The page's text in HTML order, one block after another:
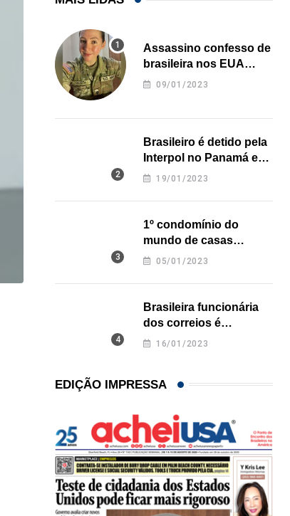
De São Paulo para os Estados Unidos: como...
Assassino confesso de
brasileira nos EUA
revela onde deixou o
09/01/2023
Brasileiro é detido pela
Interpol no Panamá e
pode pegar prisão
19/01/2023
1º condomínio do
mundo de casas
impressas em 3D é
05/01/2023
Brasileira funcionária
dos correios é
assassinada a facadas
16/01/2023
EDIÇÃO IMPRESSA